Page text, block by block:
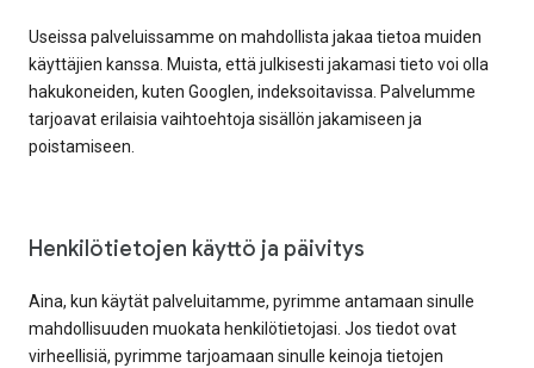
Useissa palveluissamme on mahdollista jakaa tietoa muiden
käyttäjien kanssa. Muista, että julkisesti jakamasi tieto voi olla
hakukoneiden, kuten Googlen, indeksoitavissa. Palvelumme
tarjoavat erilaisia vaihtoehtoja sisällön jakamiseen ja
poistamiseen.
Henkilötietojen käyttö ja päivitys
Aina, kun käytät palveluitamme, pyrimme antamaan sinulle
mahdollisuuden muokata henkilötietojasi. Jos tiedot ovat
virheellisiä, pyrimme tarjoamaan sinulle keinoja tietojen